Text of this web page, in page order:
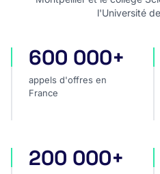
l'Université
appels d'offres en France
600 000+
appels d'offres en
France
projets privés
200 000+